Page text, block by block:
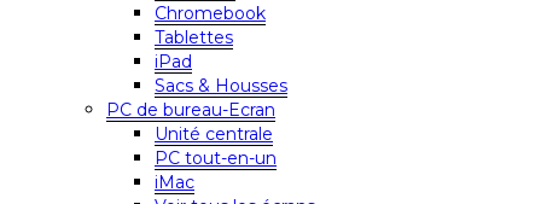
Chromebook
Tablettes
iPad
Sacs & Housses
PC de bureau-Ecran
Unité centrale
PC tout-en-un
iMac